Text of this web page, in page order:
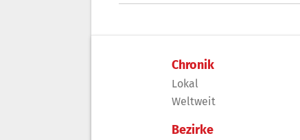
Chronik
Lokal
Weltweit
Bezirke